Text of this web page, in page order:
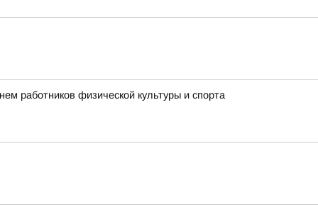
работников физической культуры и спорта